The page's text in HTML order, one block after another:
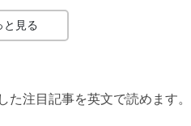
と見る
た注目記事を英文で読めます。